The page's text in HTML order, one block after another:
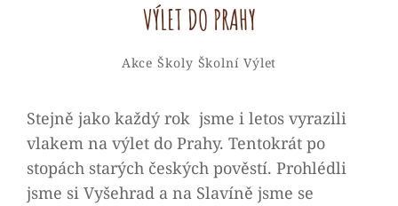
VÝLET DO PRAHY
Categories
Akce Školy Školní VýletBy
Admin
Stejně jako každý rok jsme i letos vyrazili
vlakem na výlet do Prahy. Tentokrát po
stopách starých českých pověstí. Prohlédli
jsme si Vyšehrad a na Slavíně jsme se